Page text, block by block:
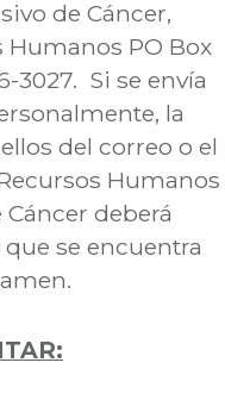
de Cáncer,
PO Box
3027. Si se envía
la
del correo o el
Humanos
deberá
se encuentra